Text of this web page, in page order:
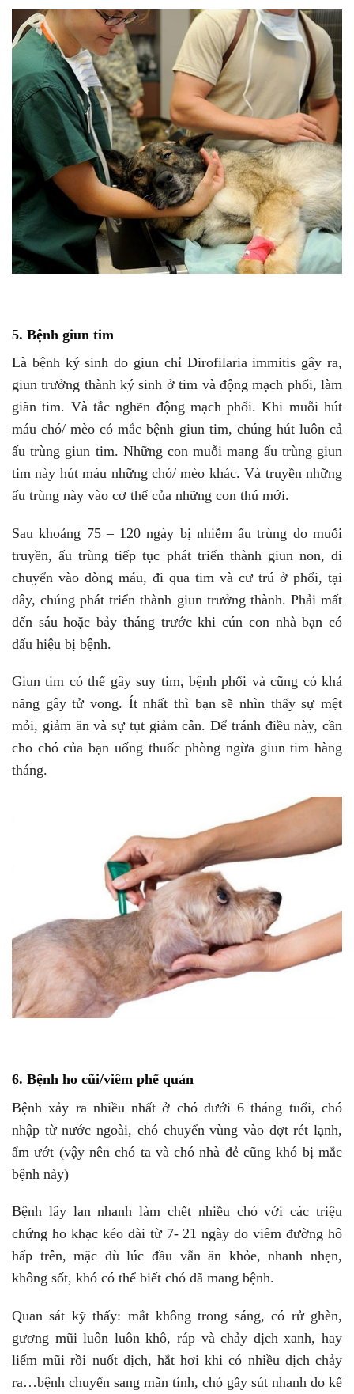
5. Bệnh giun tim
Là bệnh ký sinh do giun chỉ Dirofilaria immitis gây ra,
giun trưởng thành ký sinh ở tim và động mạch phổi, làm
giãn tim. Và tắc nghẽn động mạch phổi. Khi muỗi hút
máu chó/ mèo có mắc bệnh giun tim, chúng hút luôn cả
ấu trùng giun tim. Những con muỗi mang ấu trùng giun
tim này hút máu những chó/ mèo khác. Và truyền những
ấu trùng này vào cơ thể của những con thú mới.
Sau khoảng 75 – 120 ngày bị nhiễm ấu trùng do muỗi
truyền, ấu trùng tiếp tục phát triển thành giun non, di
chuyển vào dòng máu, đi qua tim và cư trú ở phổi, tại
đây, chúng phát triển thành giun trưởng thành. Phải mất
đến sáu hoặc bảy tháng trước khi cún con nhà bạn có
dấu hiệu bị bệnh.
Giun tim có thể gây suy tim, bệnh phổi và cũng có khả
năng gây tử vong. Ít nhất thì bạn sẽ nhìn thấy sự mệt
mỏi, giảm ăn và sự tụt giảm cân. Để tránh điều này, cần
cho chó của bạn uống thuốc phòng ngừa giun tim hàng
tháng.
6. Bệnh ho cũi/viêm phế quản
Bệnh xảy ra nhiều nhất ở chó dưới 6 tháng tuổi, chó
nhập từ nước ngoài, chó chuyển vùng vào đợt rét lạnh,
ẩm ướt (vậy nên chó ta và chó nhà đẻ cũng khó bị mắc
bệnh này)
Bệnh lây lan nhanh làm chết nhiều chó với các triệu
chứng ho khạc kéo dài từ 7- 21 ngày do viêm đường hô
hấp trên, mặc dù lúc đầu vẫn ăn khỏe, nhanh nhẹn,
không sốt, khó có thể biết chó đã mang bệnh.
Quan sát kỹ thấy: mắt không trong sáng, có rử ghèn,
gương mũi luôn luôn khô, ráp và chảy dịch xanh, hay
liếm mũi rồi nuốt dịch, hắt hơi khi có nhiều dịch chảy
ra…bệnh chuyển sang mãn tính, chó gầy sút nhanh do kế